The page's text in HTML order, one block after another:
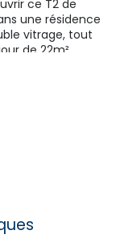
ce T2 de
une résidence
vitrage, tout
de 22m²,
de 215
Le bien est à
loyer 625€
disposition
Dubois